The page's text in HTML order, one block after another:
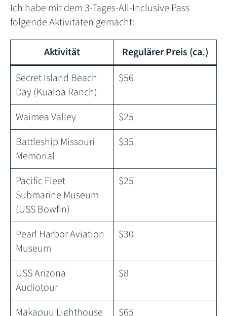
Ich habe mit dem 3-Tages-All-Inclusive Pass
folgende Aktivitäten gemacht:
Aktivität
Regulärer Preis (ca.)
Secret Island Beach
Day (Kualoa Ranch)
$56
Waimea Valley
$25
Battleship Missouri
Memorial
$35
Pacific Fleet
Submarine Museum
(USS Bowfin)
$25
Pearl Harbor Aviation
Museum
$30
USS Arizona
Audiotour
$8
Makapuu Lighthouse
$65